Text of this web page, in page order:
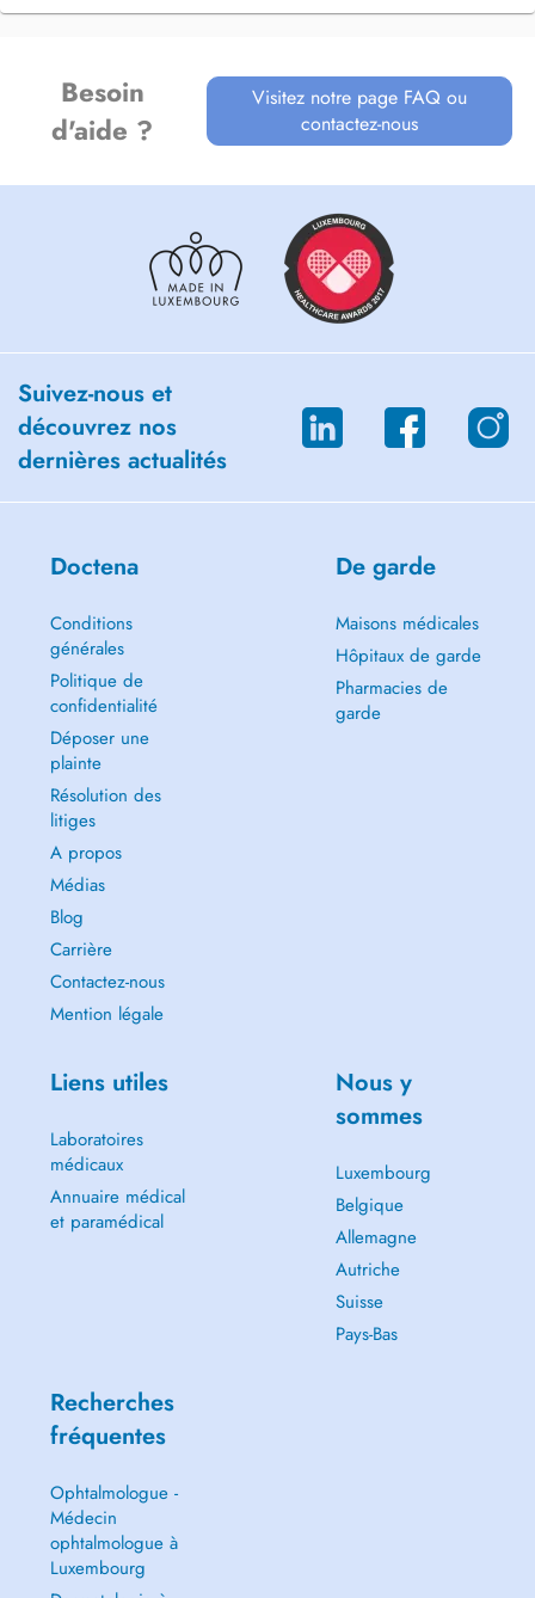
Besoin
d'aide ?
Visitez notre page FAQ ou
contactez-nous
Suivez-nous et
découvrez nos
dernières actualités
Doctena
Conditions
générales
Politique de
confidentialité
Déposer une
plainte
Résolution des
litiges
A propos
Médias
Blog
Carrière
Contactez-nous
Mention légale
De garde
Maisons médicales
Hôpitaux de garde
Pharmacies de
garde
Liens utiles
Laboratoires
médicaux
Annuaire médical
et paramédical
Nous y
sommes
Luxembourg
Belgique
Allemagne
Autriche
Suisse
Pays-Bas
Recherches
fréquentes
Ophtalmologue -
Médecin
ophtalmologue à
Luxembourg